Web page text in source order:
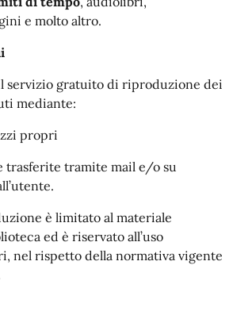
e molto altro.
servizio gratuito di riproduzione dei
mediante:
propri
trasferite tramite mail e/o su
è limitato al materiale
ed è riservato all’uso
nel rispetto della normativa vigente